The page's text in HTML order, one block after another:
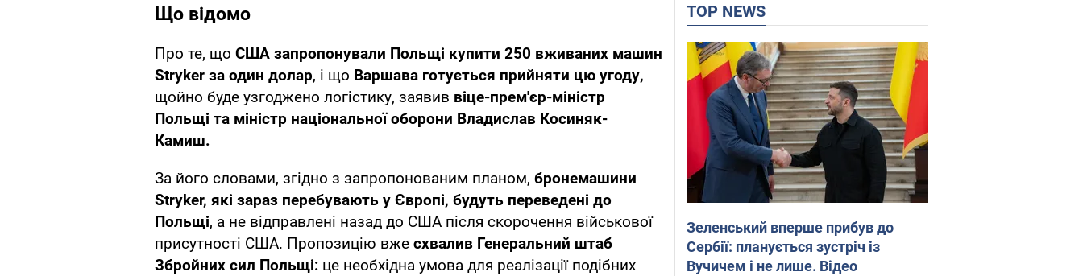
Що відомо
Про те, що США запропонували Польщі купити 250 вживаних машин
Stryker за один долар, і що Варшава готується прийняти цю угоду,
щойно буде узгоджено логістику, заявив віце-прем'єр-міністр
Польщі та міністр національної оборони Владислав Косиняк-
Камиш.
За його словами, згідно з запропонованим планом, бронемашини
Stryker, які зараз перебувають у Європі, будуть переведені до
Польщі, а не відправлені назад до США після скорочення військової
присутності США. Пропозицію вже схвалив Генеральний штаб
Збройних сил Польщі: це необхідна умова для реалізації подібних
TOP NEWS
Зеленський вперше прибув до
Сербії: планується зустріч із
Вучичем і не лише. Відео